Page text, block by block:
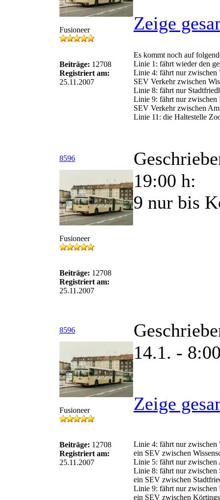
Fusioneer
Beiträge: 12708
Registriert am:
25.11.2007
Zeige
Es kommt noch auf
Linie 1: fährt wieder den
Linie 4: fährt nur zwischen
SEV Verkehr zwischen
Linie 8: fährt nur
Linie 9: fährt nur zwischen
SEV Verkehr zwischen
Linie 11: die Haltestelle
8596
Fusioneer
Beiträge: 12708
Registriert am:
25.11.2007
19:00 h:
9 nur bis
8596
Fusioneer
Beiträge: 12708
Registriert am:
25.11.2007
14.1. -
Zeige
Linie 4: fährt nur zwischen
ein SEV zwischen
Linie 5: fährt nur
Linie 8: fährt nur zwischen
ein SEV zwischen
Linie 9: fährt nur
ein SEV zwischen